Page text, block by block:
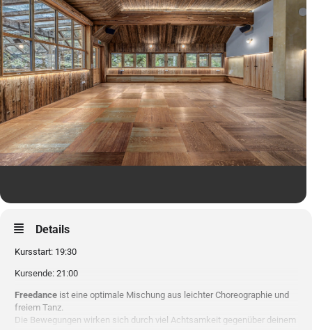
Details
Kursstart: 19:30
Kursende: 21:00
Freedance ist eine optimale Mischung aus leichter Choreographie und
freiem Tanz.
Die Bewegungen wirken sich durch viel Achtsamkeit gegenüber deinem